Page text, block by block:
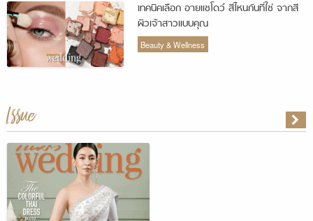
เทคนิคเลือก อายแชโดว์ สีไหนกันที่ใช่ จากสี
ผิวเจ้าสาวแบบคุณ
Beauty & Wellness
Issue